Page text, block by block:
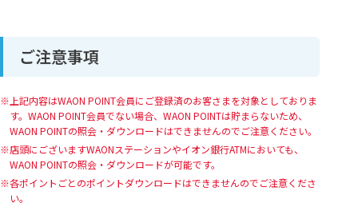
ご注意事項
上記内容はWAON POINT会員にご登録済のお客さまを対象としておりま
す。WAON POINT会員でない場合、WAON POINTは貯まらないため、
WAON POINTの照会・ダウンロードはできませんのでご注意ください。
店頭にございますWAONステーションやイオン銀行ATMにおいても、
WAON POINTの照会・ダウンロードが可能です。
各ポイントごとのポイントダウンロードはできませんのでご注意くださ
い。